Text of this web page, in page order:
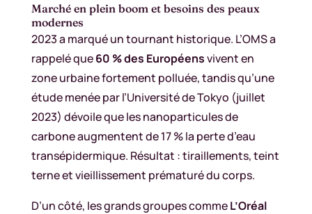
Marché en plein boom et besoins des peaux
modernes
2023 a marqué un tournant historique. L’OMS a
rappelé que60 % des Européensvivent en
zone urbaine fortement polluée, tandis qu’une
étude menée par l’Université de Tokyo (juillet
2023) dévoile que les nanoparticules de
carbone augmentent de 17 % la perte d’eau
transépidermique. Résultat : tiraillements, teint
terne et vieillissement prématuré du corps.
D’un côté, les grands groupes commeL’Oréal